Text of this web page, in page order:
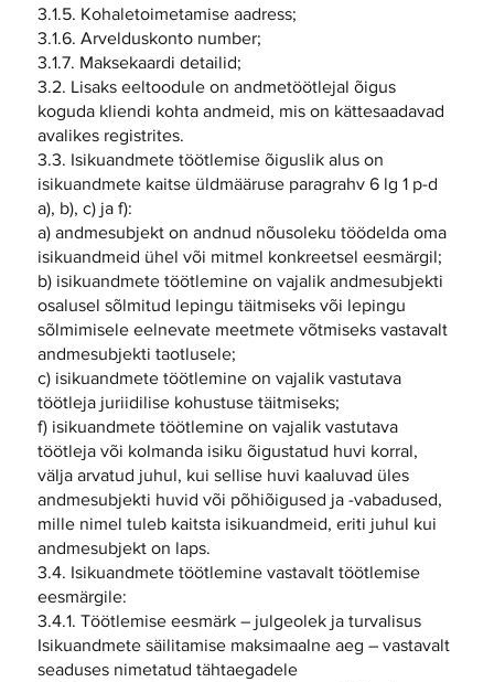
3.1.5. Kohaletoimetamise aadress;
3.1.6. Arvelduskonto number;
3.1.7. Maksekaardi detailid;
3.2. Lisaks eeltoodule on andmetöötlejal õigus
koguda kliendi kohta andmeid, mis on kättesaadavad
avalikes registrites.
3.3. Isikuandmete töötlemise õiguslik alus on
isikuandmete kaitse üldmääruse paragrahv 6 lg 1 p-d
a), b), c) ja f):
a) andmesubjekt on andnud nõusoleku töödelda oma
isikuandmeid ühel või mitmel konkreetsel eesmärgil;
b) isikuandmete töötlemine on vajalik andmesubjekti
osalusel sõlmitud lepingu täitmiseks või lepingu
sõlmimisele eelnevate meetmete võtmiseks vastavalt
andmesubjekti taotlusele;
c) isikuandmete töötlemine on vajalik vastutava
töötleja juriidilise kohustuse täitmiseks;
f) isikuandmete töötlemine on vajalik vastutava
töötleja või kolmanda isiku õigustatud huvi korral,
välja arvatud juhul, kui sellise huvi kaaluvad üles
andmesubjekti huvid või põhiõigused ja -vabadused,
mille nimel tuleb kaitsta isikuandmeid, eriti juhul kui
andmesubjekt on laps.
3.4. Isikuandmete töötlemine vastavalt töötlemise
eesmärgile:
3.4.1. Töötlemise eesmärk – julgeolek ja turvalisus
Isikuandmete säilitamise maksimaalne aeg – vastavalt
seaduses nimetatud tähtaegadele